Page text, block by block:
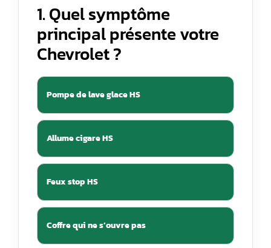
1. Quel symptôme
principal présente votre
Chevrolet ?
Pompe de lave glace HS
Allume cigare HS
Feux stop HS
Coffre qui ne s’ouvre pas